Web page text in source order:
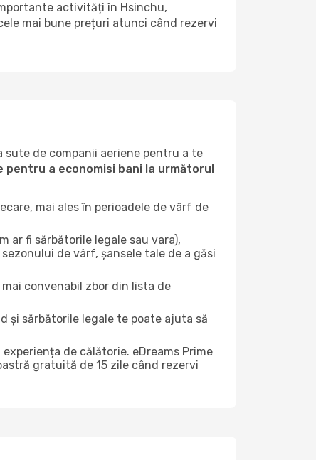
activități în Hsinchu,
mai bune prețuri atunci când rezervi
sute de companii aeriene pentru a te
a economisi bani la următorul
mai ales în perioadele de vârf de
ar fi sărbătorile legale sau vara),
de vârf, șansele tale de a găsi
convenabil zbor din lista de
și sărbătorile legale te poate ajuta să
de călătorie. eDreams Prime
gratuită de 15 zile când rezervi